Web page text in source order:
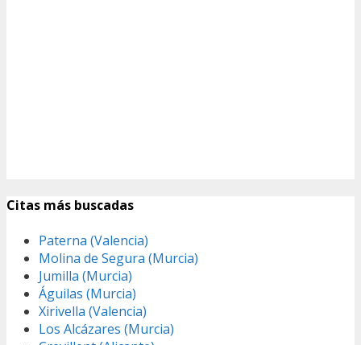
Citas más buscadas
Paterna (Valencia)
Molina de Segura (Murcia)
Jumilla (Murcia)
Águilas (Murcia)
Xirivella (Valencia)
Los Alcázares (Murcia)